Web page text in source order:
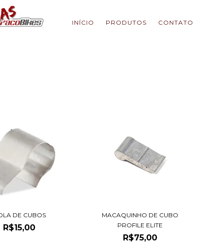
INÍCIO PRODUTOS CONTATO
DE CUBOS
R$15,00
MACAQUINHO DE CUBO
PROFILE ELITE
R$75,00